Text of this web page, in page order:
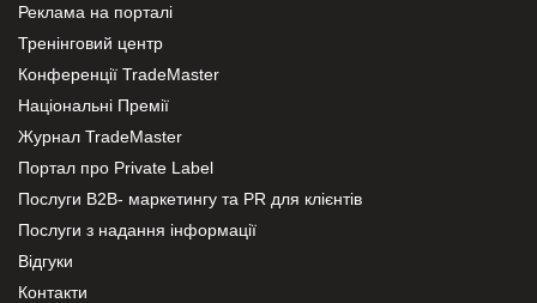
Реклама на порталі
Тренінговий центр
Конференції TradeMaster
Національні Премії
Журнал TradeMaster
Портал про Private Label
Послуги В2В- маркетингу та PR для клієнтів
Послуги з надання інформації
Відгуки
Контакти